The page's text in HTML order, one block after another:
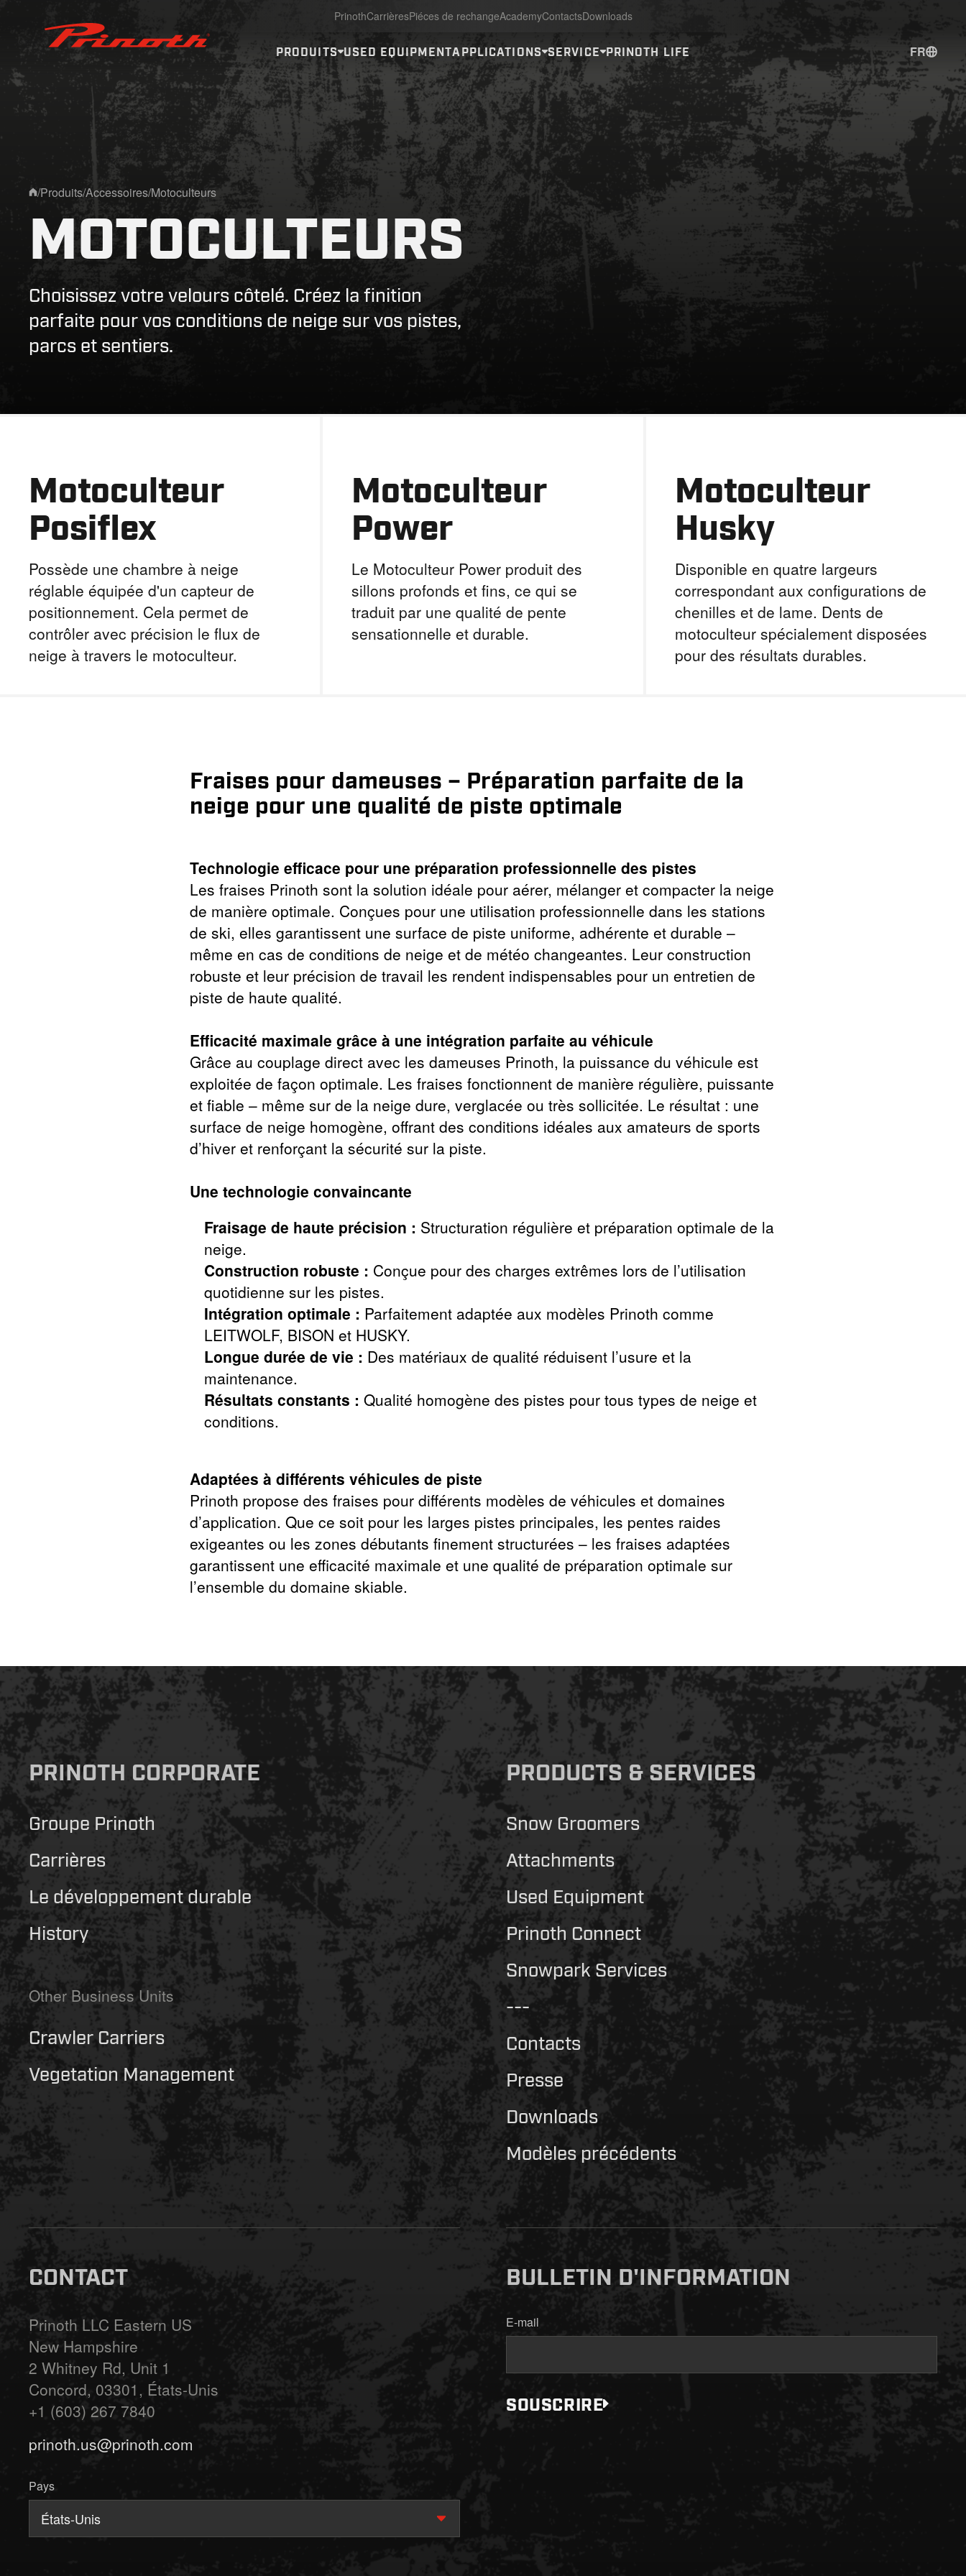
Prinoth - Corporate Website
PrinothCarrièresPiéces de rechangeAcademyContactsDownloads
PRODUITS USED EQUIPMENTAPPLICATIONS SERVICE PRINOTH LIFE FR
/Produits/Accessoires/Motoculteurs
MOTOCULTEURS
Choisissez votre velours côtelé. Créez la finition
parfaite pour vos conditions de neige sur vos pistes,
parcs et sentiers.
Motoculteur
Posiflex
Possède une chambre à neige
réglable équipée d'un capteur de
positionnement. Cela permet de
contrôler avec précision le flux de
neige à travers le motoculteur.
Motoculteur
Power
Le Motoculteur Power produit des
sillons profonds et fins, ce qui se
traduit par une qualité de pente
sensationnelle et durable.
Motoculteur
Husky
Disponible en quatre largeurs
correspondant aux configurations de
chenilles et de lame. Dents de
motoculteur spécialement disposées
pour des résultats durables.
Fraises pour dameuses – Préparation parfaite de la
neige pour une qualité de piste optimale
Technologie efficace pour une préparation professionnelle des pistes
Les fraises Prinoth sont la solution idéale pour aérer, mélanger et compacter la neige
de manière optimale. Conçues pour une utilisation professionnelle dans les stations
de ski, elles garantissent une surface de piste uniforme, adhérente et durable –
même en cas de conditions de neige et de météo changeantes. Leur construction
robuste et leur précision de travail les rendent indispensables pour un entretien de
piste de haute qualité.
Efficacité maximale grâce à une intégration parfaite au véhicule
Grâce au couplage direct avec les dameuses Prinoth, la puissance du véhicule est
exploitée de façon optimale. Les fraises fonctionnent de manière régulière, puissante
et fiable – même sur de la neige dure, verglacée ou très sollicitée. Le résultat : une
surface de neige homogène, offrant des conditions idéales aux amateurs de sports
d’hiver et renforçant la sécurité sur la piste.
Une technologie convaincante
Fraisage de haute précision : Structuration régulière et préparation optimale de la
neige.
Construction robuste : Conçue pour des charges extrêmes lors de l’utilisation
quotidienne sur les pistes.
Intégration optimale : Parfaitement adaptée aux modèles Prinoth comme
LEITWOLF, BISON et HUSKY.
Longue durée de vie : Des matériaux de qualité réduisent l’usure et la
maintenance.
Résultats constants : Qualité homogène des pistes pour tous types de neige et
conditions.
Adaptées à différents véhicules de piste
Prinoth propose des fraises pour différents modèles de véhicules et domaines
d’application. Que ce soit pour les larges pistes principales, les pentes raides
exigeantes ou les zones débutants finement structurées – les fraises adaptées
garantissent une efficacité maximale et une qualité de préparation optimale sur
l’ensemble du domaine skiable.
PRINOTH CORPORATE
Groupe Prinoth
Carrières
Le développement durable
History
Other Business Units
Crawler Carriers
Vegetation Management
PRODUCTS & SERVICES
Snow Groomers
Attachments
Used Equipment
Prinoth Connect
Snowpark Services
---
Contacts
Presse
Downloads
Modèles précédents
CONTACT
Prinoth LLC Eastern US
New Hampshire
2 Whitney Rd, Unit 1
Concord, 03301, États-Unis
+1 (603) 267 7840
prinoth.us@prinoth.com
Pays
États-Unis
BULLETIN D'INFORMATION
E-mail
SOUSCRIRE